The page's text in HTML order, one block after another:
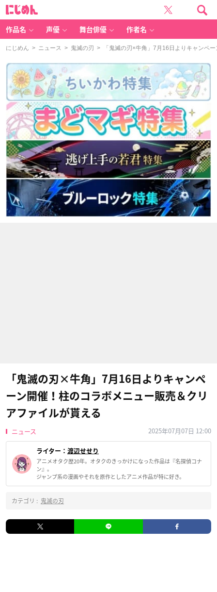
作品名 声優 舞台俳優 作者名
にじめん > ニュース > 鬼滅の刃 > 「鬼滅の刃×牛角」7月16日よりキャンペ
「鬼滅の刃×牛角」7月16日よりキャンペ
ーン開催！柱のコラボメニュー販売＆クリ
アファイルが貰える
ニュース 2025年07月07日 12:00
ライター： 渡辺せせり
アニメオタク歴20年。オタクのきっかけになった作品は『名探偵コナ
ン』。
ジャンプ系の漫画やそれを原作としたアニメ作品が特に好き。
カテゴリ : 鬼滅の刃